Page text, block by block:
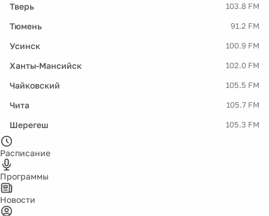
Тверь 103.8 FM
Тюмень 91.2 FM
Усинск 100.9 FM
Ханты-Мансийск 102.0 FM
Чайковский 105.5 FM
Чита 105.7 FM
Шерегеш 105.3 FM
Расписание
Программы
Новости